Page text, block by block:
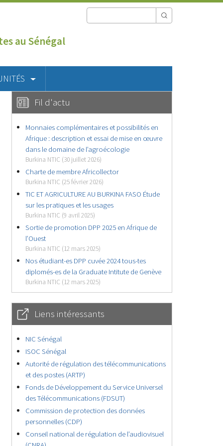
au Sénégal
Fil d'actu
Monnaies complémentaires et possibilités en
Afrique : description et essai de mise en œuvre
dans le domaine de l’agroécologie
Burkina NTIC (30 juillet 2026)
Charte de membre Africollector
Burkina NTIC (25 février 2026)
TIC ET AGRICULTURE AU BURKINA FASO Étude
sur les pratiques et les usages
Burkina NTIC (9 avril 2025)
Sortie de promotion DPP 2025 en Afrique de
l’Ouest
Burkina NTIC (12 mars 2025)
Nos étudiant-es DPP cuvée 2024 tous-tes
diplomés-es de la Graduate Intitute de Genève
Burkina NTIC (12 mars 2025)
Liens intéressants
NIC Sénégal
ISOC Sénégal
Autorité de régulation des télécommunications
et des postes (ARTP)
Fonds de Développement du Service Universel
des Télécommunications (FDSUT)
Commission de protection des données
personnelles (CDP)
Conseil national de régulation de l’audiovisuel